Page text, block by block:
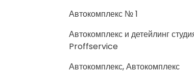
Автокомплекс № 1
Автокомплекс и детейлинг
Proffservice
Автокомплекс, Автокомплекс